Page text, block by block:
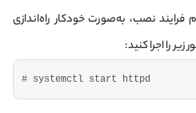
فرایند نصب، به‌صورت خودکار راه‌‌اندازی
را اجرا کنید:
# systemctl start httpd